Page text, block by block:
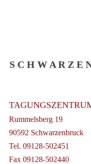
S C H W A R Z E
Rummelsberg 19
90592 Schwarzenbruck
Tel. 09128-502451
Fax 09128-502440